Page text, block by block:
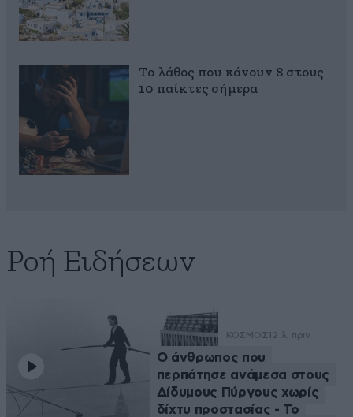
Το λάθος που κάνουν 8 στους
10 παίκτες σήμερα
Ροή Ειδήσεων
ΚΟΣΜΟΣ 12 λ. πριν
Ο άνθρωπος που
περπάτησε ανάμεσα στους
Δίδυμους Πύργους χωρίς
δίχτυ προστασίας - Το